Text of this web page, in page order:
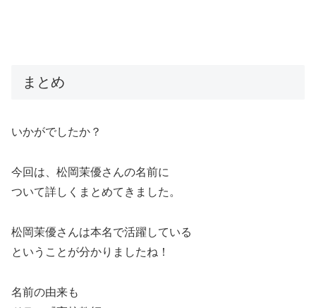
まとめ
いかがでしたか？
今回は、松岡茉優さんの名前に
ついて詳しくまとめてきました。
松岡茉優さんは本名で活躍している
ということが分かりましたね！
名前の由来も